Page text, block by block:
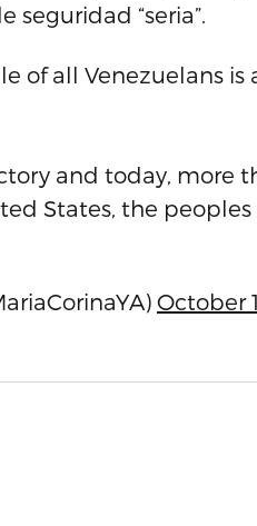
seguridad “seria”.
of all Venezuelans
and today, more
States, the
October